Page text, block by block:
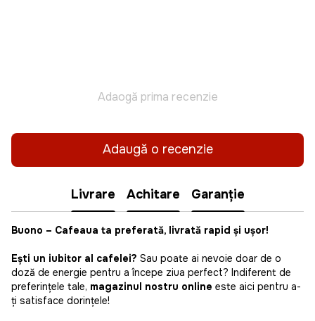
Adaogă prima recenzie
Adaugă o recenzie
Livrare Achitare Garanție
Buono – Cafeaua ta preferată, livrată rapid și ușor!
Ești un iubitor al cafelei? Sau poate ai nevoie doar de o
doză de energie pentru a începe ziua perfect? Indiferent de
preferințele tale, magazinul nostru online este aici pentru a-
ți satisface dorințele!